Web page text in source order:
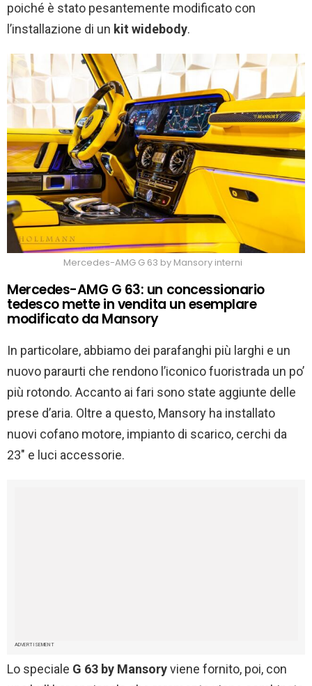
poiché è stato pesantemente modificato con
l’installazione di un kit widebody.
Mercedes-AMG G 63 by Mansory interni
Mercedes-AMG G 63: un concessionario
tedesco mette in vendita un esemplare
modificato da Mansory
In particolare, abbiamo dei parafanghi più larghi e un
nuovo paraurti che rendono l’iconico fuoristrada un po’
più rotondo. Accanto ai fari sono state aggiunte delle
prese d’aria. Oltre a questo, Mansory ha installato
nuovi cofano motore, impianto di scarico, cerchi da
23″ e luci accessorie.
ADVERTISEMENT
Lo speciale G 63 by Mansoryviene fornito, poi, con